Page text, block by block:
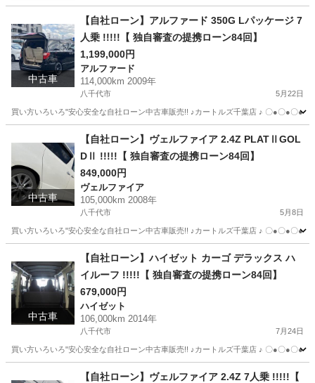
中古車
【自社ローン】アルファード 350G Lパッケージ 7
人乗 !!!!!【 独自審査の提携ローン84回】
1,199,000円
アルファード
114,000km 2009年
八千代市 5月22日
買い方いろいろ"安心安全な自社ローン中古車販売!! ♪カートルズ千葉店 ♪ 〇●〇●〇
アルファード
中古車
【自社ローン】ヴェルファイア 2.4Z PLATⅡGOL
DⅡ !!!!!【 独自審査の提携ローン84回】
849,000円
ヴェルファイア
105,000km 2008年
八千代市 5月8日
買い方いろいろ"安心安全な自社ローン中古車販売!! ♪カートルズ千葉店 ♪ 〇●〇●〇
ヴェルファイア カートルズ
中古車
【自社ローン】ハイゼット カーゴ デラックス ハ
イルーフ !!!!!【 独自審査の提携ローン84回】
679,000円
ハイゼット
106,000km 2014年
八千代市 7月24日
買い方いろいろ"安心安全な自社ローン中古車販売!! ♪カートルズ千葉店 ♪ 〇●〇●〇
ハイゼット カートルズ
【自社ローン】ヴェルファイア 2.4Z 7人乗 !!!!!【